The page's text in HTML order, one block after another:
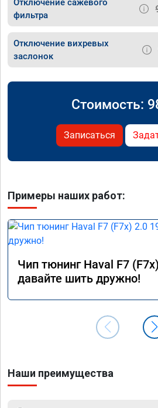
Отключение сажевого
фильтра
Отключение вихревых
заслонок
Стоимость:
Записаться
Примеры наших работ:
Чип тюнинг Haval F7
давайте шить дружно!
Наши преимущества